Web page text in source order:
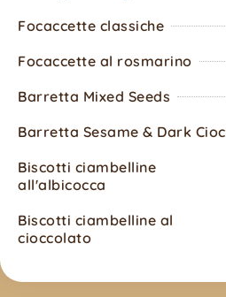
Focaccette classiche
Focaccette al rosmarino
Barretta Mixed Seeds
Barretta Sesame & Dark Cioc
Biscotti ciambelline
all'albicocca
Biscotti ciambelline al
cioccolato